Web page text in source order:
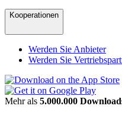
Kooperationen
Werden Sie Anbieter
Werden Sie
Mehr als 5.000.000